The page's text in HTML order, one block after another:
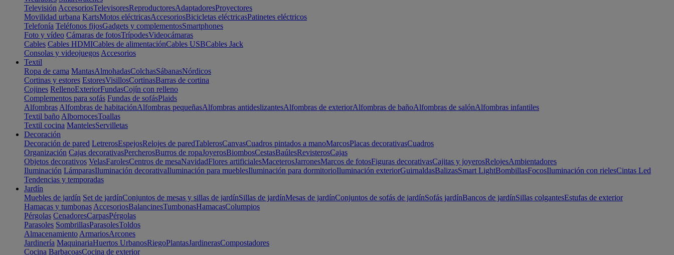
Televisión AccesoriosTelevisoresReproductoresAdaptadoresProyectores
Movilidad urbana KartsMotos eléctricasAccesoriosBicicletas eléctricasPatinetes eléctricos
Telefonía Teléfonos fijosGadgets y complementosSmartphones
Foto y vídeo Cámaras de fotosTrípodesVideocámaras
Cables Cables HDMICables de alimentaciónCables USBCables Jack
Consolas y videojuegos Accesorios
Textil
Ropa de cama MantasAlmohadasColchasSábanasNórdicos
Cortinas y estores EstoresVisillosCortinasBarras de cortina
Cojines RellenoExteriorFundasCojín con relleno
Complementos para sofás Fundas de sofásPlaids
Alfombras Alfombras de habitaciónAlfombras pequeñasAlfombras antideslizantesAlfombras de exteriorAlfombras de bañoAlfombras de salónAlfombras infantiles
Textil baño AlbornocesToallas
Textil cocina MantelesServilletas
Decoración
Decoración de pared LetrerosEspejosRelojes de paredTablerosCanvasCuadros pintados a manoMarcosPlacas decorativasCuadros
Organización Cajas decorativasPercherosBurros de ropaJoyerosBiombosCestasBaúlesRevisterosCajas
Objetos decorativos VelasFarolesCentros de mesaNavidadFlores artificialesMaceterosJarronesMarcos de fotosFiguras decorativasCajitas y joyerosRelojesAmbientadores
Iluminación LámparasIluminación decorativaIluminación para mueblesIluminación para dormitorioIluminación exteriorGuirnaldasBalizasSmart LightBombillasFocosIluminación con rielesCintas Led
Tendencias y temporadas
Jardín
Muebles de jardín Set de jardínConjuntos de mesas y sillas de jardínSillas de jardínMesas de jardínConjuntos de sofás de jardínSofás jardínBancos de jardínSillas colgantesEstufas de exterior
Hamacas y tumbonas AccesoriosBalancinesTumbonasHamacasColumpios
Pérgolas CenadoresCarpasPérgolas
Parasoles SombrillasParasolesToldos
Almacenamiento ArmariosArcones
Jardinería MaquinariaHuertos UrbanosRiegoPlantasJardinerasCompostadores
Cocina BarbacoasCocina de exterior